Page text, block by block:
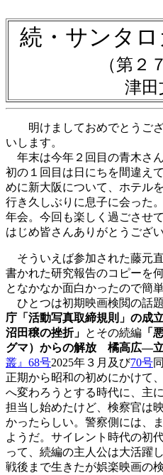
続・サンタ
（第２
津田
明けましておめでとうござ
いします。
年末は今年２回目の青木さ
初の１回目は日にちを間違え
めに新大阪について、ホテル
行き久しぶりに息子に会った
年会。今回も楽しく過ごさせ
はじめ皆さんありがとうござい
そういえば参加された藤元
書かれた研究報告のコピーを
となかなか面白かったので簡
ひとつは初期映画検閲の話
庁「活動写真取締規則」の
沼田穣の挫折」 とその続編 「
グマ）からの解放 橘高広―立
叢』68号2025年３月及び70号
正期から昭和の初めにかけて
へ変わろうとする時代に、主
担当し始めたけど、検察官は
かったらしい。警察側には、
ようだ。サイレント時代の初
って、続編の主人公は大活躍
戦後まで生きたが娯楽映画の